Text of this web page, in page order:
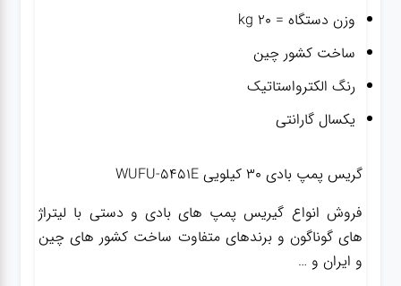
وزن دستگاه = ۲۰ kg
ساخت کشور چین
رنگ الکترواستاتیک
یکسال گارانتی
گریس پمپ بادی ۳۰ کیلویی WUFU-5451E
فروش انواع گیریس پمپ های بادی و دستی با لیتراژ
های گوناگون و برندهای متفاوت ساخت کشور های چین
و ایران و …